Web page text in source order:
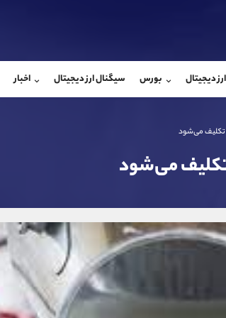
ارز دیجیتال بورس سیگنال ارز دیجیتال اخبار
تکلیف می‌شود
تکلیف می‌شود